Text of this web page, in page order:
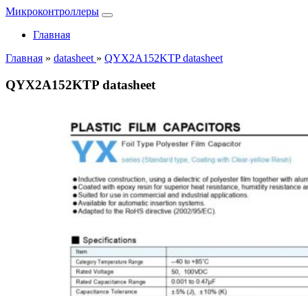
Микроконтроллеры
Главная
Главная » datasheet » QYX2A152KTP datasheet
QYX2A152KTP datasheet